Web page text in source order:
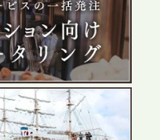
タリングのセカンド
。再開発やオフィス
ーズに応え、高品質
親会をサポート